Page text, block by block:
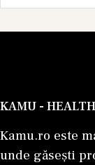
KAMU -
Kamu.ro este
unde găsești